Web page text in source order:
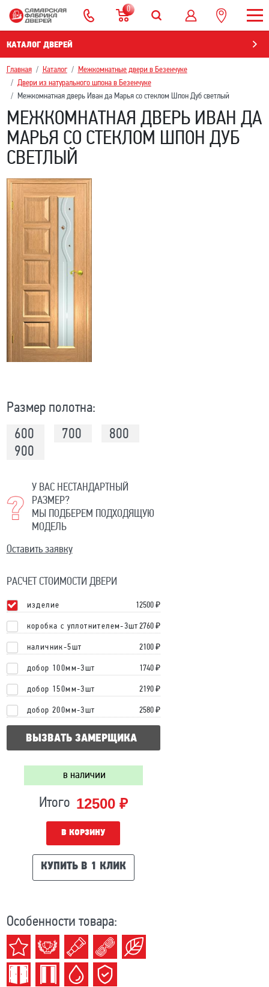
0
КАТАЛОГ ДВЕРЕЙ
Главная Каталог
Межкомнатные двери в Безенчукe
Двери из натурального шпона в Безенчукe
Межкомнатная дверь Иван да Марья со стеклом Шпон Дуб светлый
МЕЖКОМНАТНАЯ ДВЕРЬ ИВАН ДА
МАРЬЯ СО СТЕКЛОМ ШПОН ДУБ
СВЕТЛЫЙ
Размер полотна:
600
700
800
900
У ВАС НЕСТАНДАРТНЫЙ
РАЗМЕР?
МЫ ПОДБЕРЕМ ПОДХОДЯЩУЮ
МОДЕЛЬ
Оставить заявку
РАСЧЕТ СТОИМОСТИ ДВЕРИ
изделие 12500₽
коробка с уплотнителем-3шт 2760 ₽
наличник-5шт 2100 ₽
добор 100мм-3шт 1740 ₽
добор 150мм-3шт 2190 ₽
добор 200мм-3шт 2580 ₽
ВЫЗВАТЬ ЗАМЕРЩИКА
в наличии
Итого 12500 ₽
В КОРЗИНУ
КУПИТЬ В 1 КЛИК
Особенности товара: